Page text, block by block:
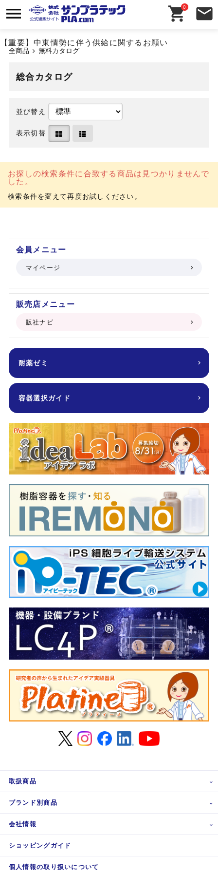
【重要】中東情勢に伴う供給に関するお願い
0
全商品 無料カタログ
総合カタログ
並び替え
表示切替
お探しの検索条件に合致する商品は見つかりませんで
した。
会員メニュー
マイページ
販売店メニュー
販社ナビ
耐薬ゼミ
容器選択ガイド
取扱商品
ブランド別商品
会社情報
ショッピングガイド
個人情報の取り扱いについて